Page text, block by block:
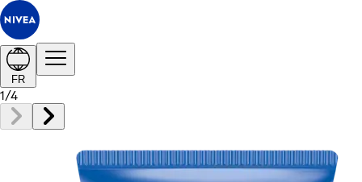
FR
1/4